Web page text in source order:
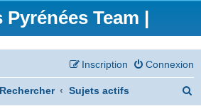
Team |
Connexion
Inscription
Rechercher Sujets actifs